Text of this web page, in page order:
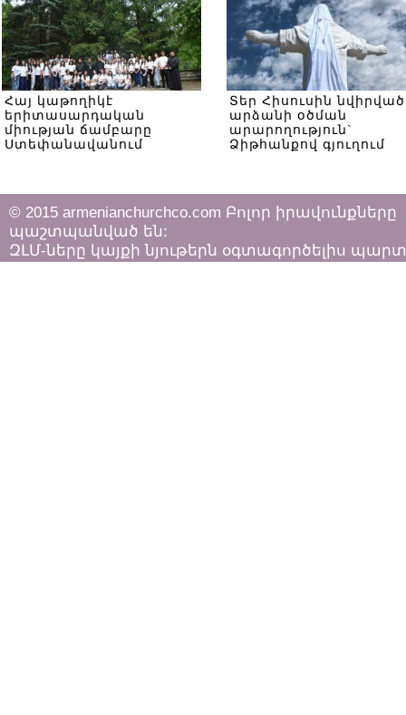
Հայ կաթողիկէ
երիտասարդական
միության ճամբարը
Ստեփանավանում
Տեր Հիսուսին նվիրված
արձանի օծման
արարողություն`
Ձիթհանքով գյուղում
© 2015 armenianchurchco.com Բոլոր իրավունքները
պաշտպանված են:
ԶԼՄ-ները կայքի նյութերն օգտագործելիս